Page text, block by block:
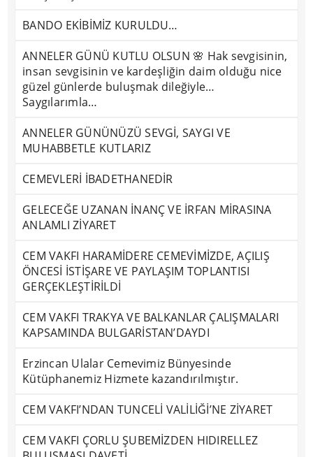
BANDO EKİBİMİZ KURULDU…
ANNELER GÜNÜ KUTLU OLSUN 🌸 Hak sevgisinin,
insan sevgisinin ve kardeşliğin daim olduğu nice
güzel günlerde buluşmak dileğiyle…
Saygılarımla…
ANNELER GÜNÜNÜZÜ SEVGİ, SAYGI VE
MUHABBETLE KUTLARIZ
CEMEVLERİ İBADETHANEDİR
GELECEĞE UZANAN İNANÇ VE İRFAN MİRASINA
ANLAMLI ZİYARET
CEM VAKFI HARAMİDERE CEMEVİMİZDE, AÇILIŞ
ÖNCESİ İSTİŞARE VE PAYLAŞIM TOPLANTISI
GERÇEKLEŞTİRİLDİ
CEM VAKFI TRAKYA VE BALKANLAR ÇALIŞMALARI
KAPSAMINDA BULGARİSTAN’DAYDI
Erzincan Ulalar Cemevimiz Bünyesinde
Kütüphanemiz Hizmete kazandırılmıştır.
CEM VAKFI’NDAN TUNCELİ VALİLİĞİ’NE ZİYARET
CEM VAKFI ÇORLU ŞUBEMİZDEN HIDIRELLEZ